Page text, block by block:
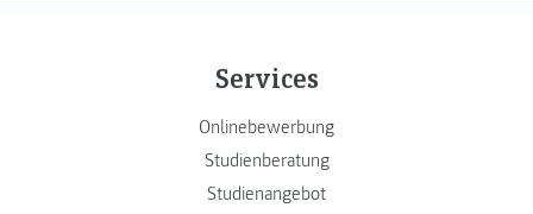
Services
Onlinebewerbung
Studienberatung
Studienangebot